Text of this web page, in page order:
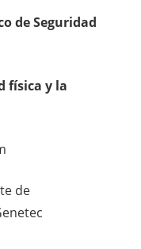
de Seguridad
física y la
de